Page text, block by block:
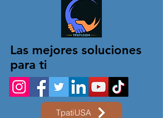
Las mejores soluciones
para ti
TpatiUSA